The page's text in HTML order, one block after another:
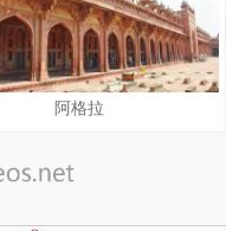
阿格拉